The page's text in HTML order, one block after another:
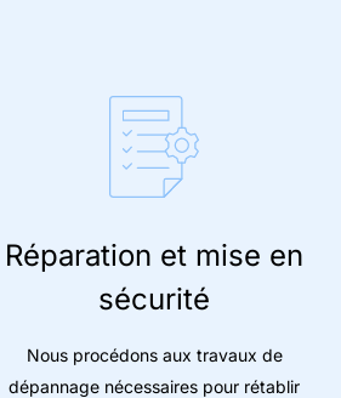
Réparation et mise en
sécurité
Nous procédons aux travaux de
dépannage nécessaires pour rétablir